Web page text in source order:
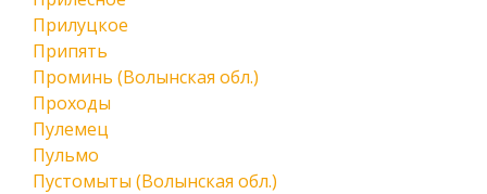
Прилуцкое
Припять
Проминь (Волынская обл.)
Проходы
Пулемец
Пульмо
Пустомыты (Волынская обл.)